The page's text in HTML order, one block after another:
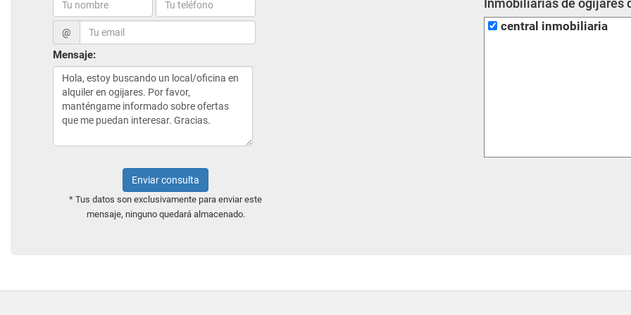
@
Mensaje:
Enviar consulta
* Tus datos son exclusivamente para enviar este
mensaje, ninguno quedará almacenado.
Inmobiliarias de ogijares
central inmobiliaria